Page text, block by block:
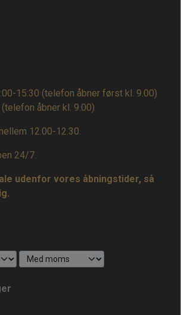
15:30 (telefon åbner først kl. 9.00)
(telefon åbner kl. 9.00)
12.00-12.30.
24/7.
udenfor vores åbningstider, så